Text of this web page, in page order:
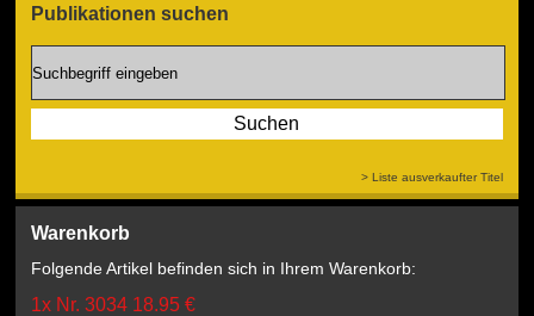
Publikationen suchen
> Liste ausverkaufter Titel
Warenkorb
Folgende Artikel befinden sich in Ihrem Warenkorb:
1x Nr. 3034 18.95 €